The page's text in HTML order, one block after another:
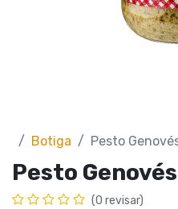
Botiga Pesto
Pesto
(0 revisar)